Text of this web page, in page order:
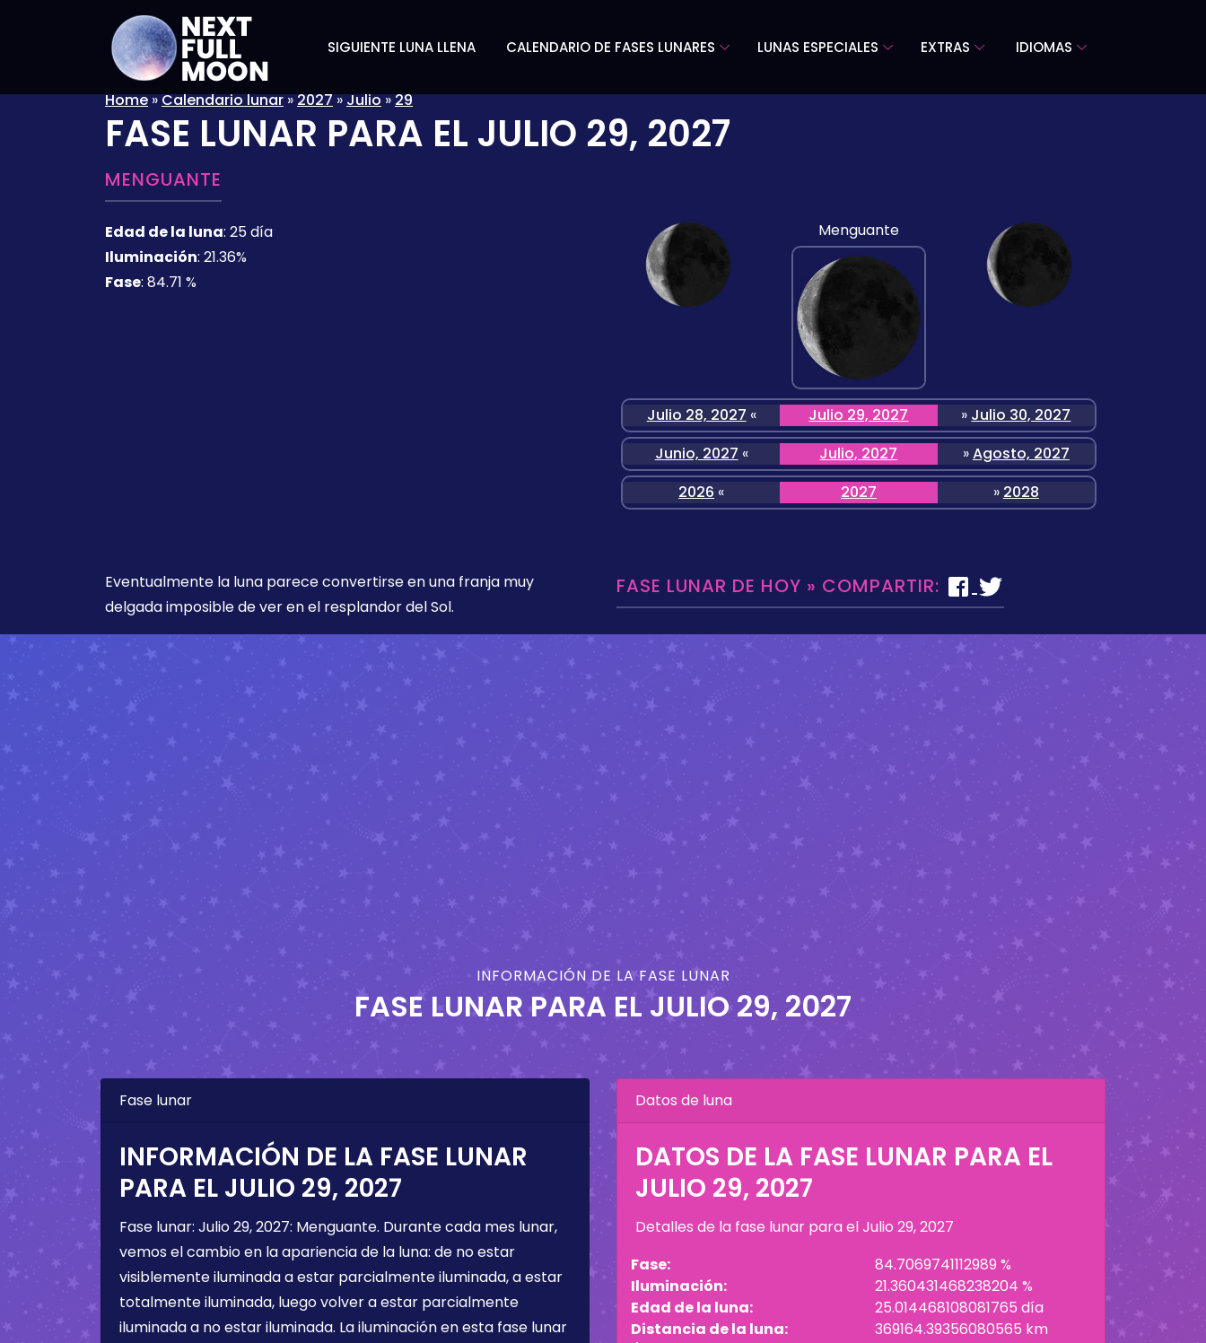
SIGUIENTE LUNA LLENA CALENDARIO DE FASES LUNARES LUNAS ESPECIALES EXTRAS IDIOMAS
Home»Calendario lunar»2027»Julio»29
FASE LUNAR PARA EL JULIO 29, 2027
MENGUANTE
Edad de la luna: 25 día
Iluminación: 21.36%
Fase: 84.71 %
Menguante
Julio 28, 2027 « Julio 29, 2027 » Julio 30, 2027
Junio, 2027 « Julio, 2027 »Agosto, 2027
2026 « 2027 » 2028
Eventualmente la luna parece convertirse en una franja muy
delgada imposible de ver en el resplandor del Sol.
FASE LUNAR DE HOY » COMPARTIR:
INFORMACIÓN DE LA FASE LUNAR
FASE LUNAR PARA ELJULIO 29, 2027
Fase lunar
INFORMACIÓN DE LA FASE LUNAR
PARA EL JULIO 29, 2027
Fase lunar: Julio 29, 2027: Menguante. Durante cada mes lunar,
vemos el cambio en la apariencia de la luna: de no estar
visiblemente iluminada a estar parcialmente iluminada, a estar
totalmente iluminada, luego volver a estar parcialmente
iluminada a no estar iluminada. La iluminación en esta fase lunar
Datos de luna
DATOS DE LA FASE LUNAR PARA EL
JULIO 29, 2027
Detalles de la fase lunar para elJulio 29, 2027
Fase:
84.7069741112989 %
Iluminación:
21.360431468238204 %
Edad de la luna:
25.014468108081765 día
Distancia de la luna:
369164.39356080565 km